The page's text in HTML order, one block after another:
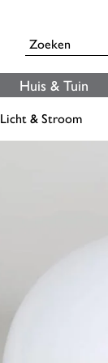
Huis & Tuin
Licht & Stroom